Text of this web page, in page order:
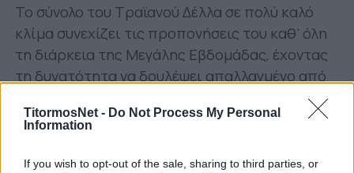
TitormosNet - Do Not Process My Personal
Information
If you wish to opt-out of the sale, sharing to third parties, or
Το σύνολο του Τραϊανού Δέλλα σε πολύ καλό
κλίμα συνεχίζει τις προπονήσεις του καθ’ όλη
τη διάρκεια της Μεγάλης Εβδομάδας, έχοντας
τη δυνατότητα να δουλέψει απαλλαγμένο από
το άγχος των προηγούμενων ημερών. Αυτές θα
παύσουν, όπως είναι λογικό το Μεγάλο
οπότε και οι ποδοσφαιριστές θα έχουν ρεπό.